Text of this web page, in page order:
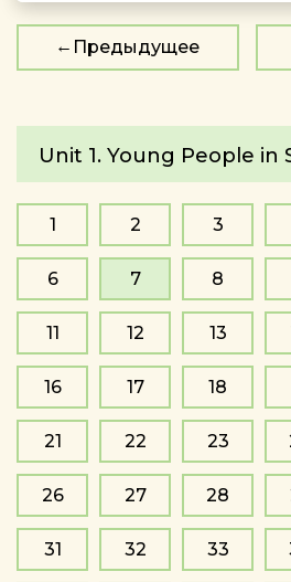
Предыдущее
Unit 1. Young People in
1 2 3
6 7 8
11 12 13
16 17 18
21 22 23
26 27 28
31 32 33